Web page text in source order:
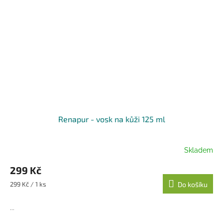
Renapur - vosk na kůži 125 ml
Skladem
299 Kč
Měrná
299 Kč / 1 ks Do košíku
...